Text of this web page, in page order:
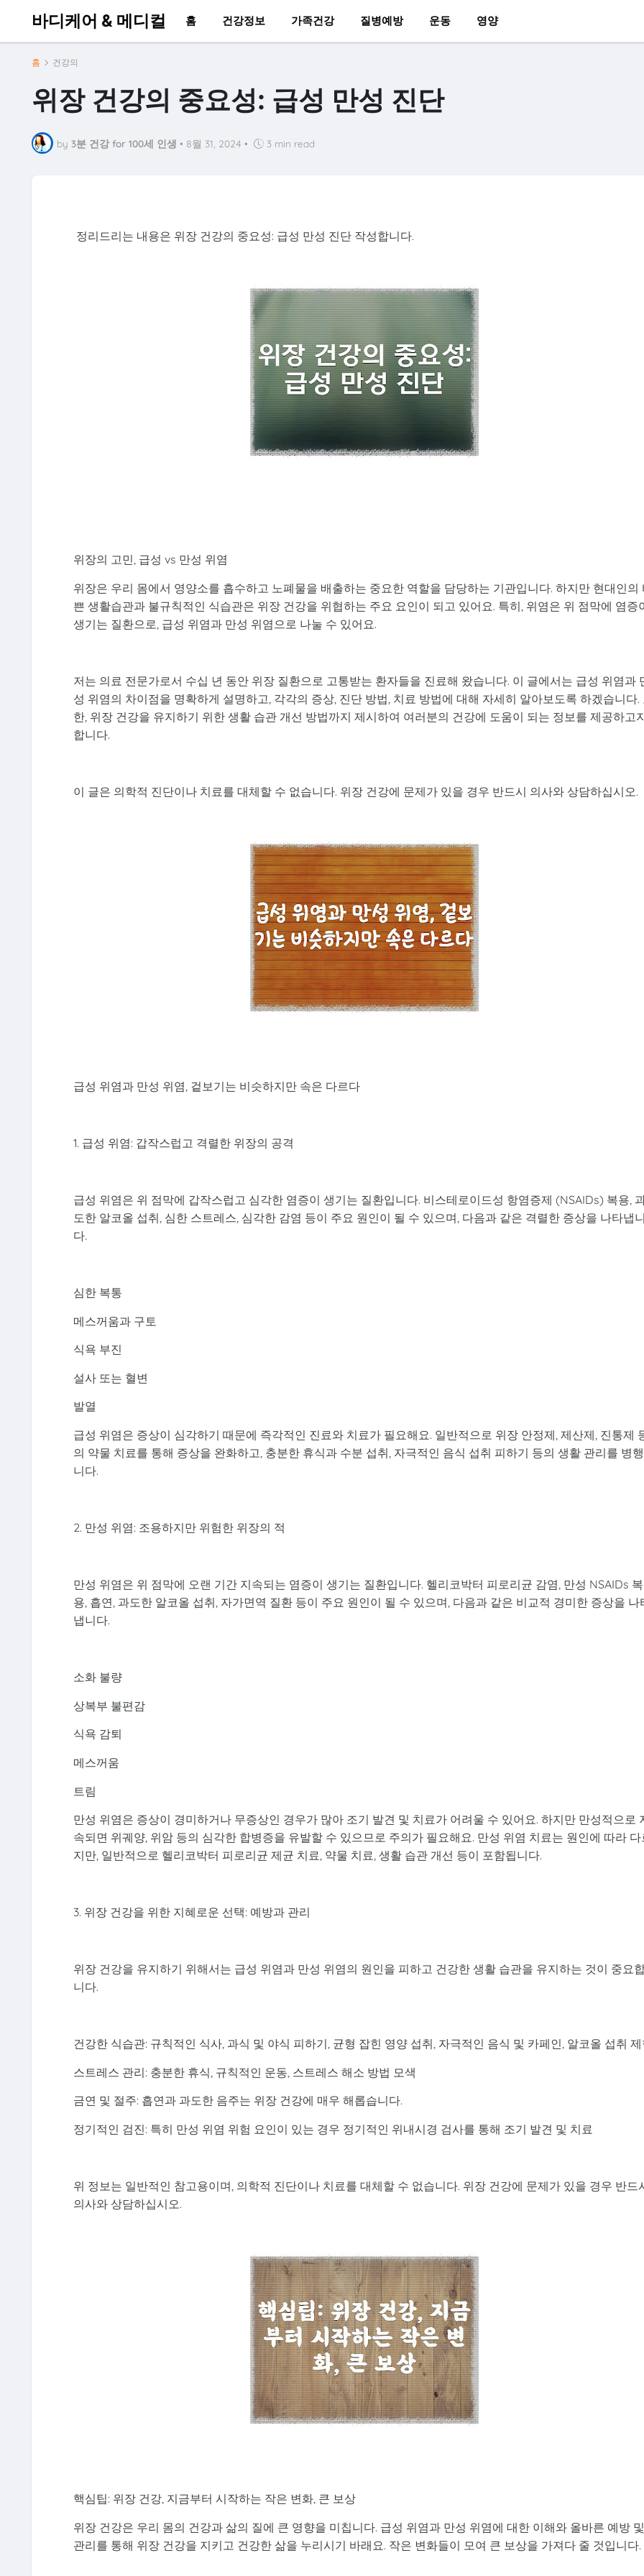
바디케어 & 메디컬 홈 건강정보 가족건강 질병예방 운동 영양
홈 건강의
위장 건강의 중요성: 급성 만성 진단
by 3분 건강 for 100세 인생 • 8월 31, 2024 • 3 min read
정리드리는 내용은 위장 건강의 중요성: 급성 만성 진단 작성합니다.
위장의 고민, 급성 vs 만성 위염
위장은 우리 몸에서 영양소를 흡수하고 노폐물을 배출하는 중요한 역할을 담당하는 기관입니다. 하지만 현대인의
쁜 생활습관과 불규칙적인 식습관은 위장 건강을 위협하는 주요 요인이 되고 있어요. 특히, 위염은 위 점막에 염증
생기는 질환으로, 급성 위염과 만성 위염으로 나눌 수 있어요.
저는 의료 전문가로서 수십 년 동안 위장 질환으로 고통받는 환자들을 진료해 왔습니다. 이 글에서는 급성 위염과
성 위염의 차이점을 명확하게 설명하고, 각각의 증상, 진단 방법, 치료 방법에 대해 자세히 알아보도록 하겠습니다.
한, 위장 건강을 유지하기 위한 생활 습관 개선 방법까지 제시하여 여러분의 건강에 도움이 되는 정보를 제공하고
합니다.
이 글은 의학적 진단이나 치료를 대체할 수 없습니다. 위장 건강에 문제가 있을 경우 반드시 의사와 상담하십시오.
급성 위염과 만성 위염, 겉보기는 비슷하지만 속은 다르다
1. 급성 위염: 갑작스럽고 격렬한 위장의 공격
급성 위염은 위 점막에 갑작스럽고 심각한 염증이 생기는 질환입니다. 비스테로이드성 항염증제 (NSAIDs) 복용,
도한 알코올 섭취, 심한 스트레스, 심각한 감염 등이 주요 원인이 될 수 있으며, 다음과 같은 격렬한 증상을 나타냅
다.
심한 복통
메스꺼움과 구토
식욕 부진
설사 또는 혈변
발열
급성 위염은 증상이 심각하기 때문에 즉각적인 진료와 치료가 필요해요. 일반적으로 위장 안정제, 제산제, 진통제
의 약물 치료를 통해 증상을 완화하고, 충분한 휴식과 수분 섭취, 자극적인 음식 섭취 피하기 등의 생활 관리를 병
니다.
2. 만성 위염: 조용하지만 위험한 위장의 적
만성 위염은 위 점막에 오랜 기간 지속되는 염증이 생기는 질환입니다. 헬리코박터 피로리균 감염, 만성 NSAIDs 복
용, 흡연, 과도한 알코올 섭취, 자가면역 질환 등이 주요 원인이 될 수 있으며, 다음과 같은 비교적 경미한 증상을 나
냅니다.
소화 불량
상복부 불편감
식욕 감퇴
메스꺼움
트림
만성 위염은 증상이 경미하거나 무증상인 경우가 많아 조기 발견 및 치료가 어려울 수 있어요. 하지만 만성적으로
속되면 위궤양, 위암 등의 심각한 합병증을 유발할 수 있으므로 주의가 필요해요. 만성 위염 치료는 원인에 따라 다
지만, 일반적으로 헬리코박터 피로리균 제균 치료, 약물 치료, 생활 습관 개선 등이 포함됩니다.
3. 위장 건강을 위한 지혜로운 선택: 예방과 관리
위장 건강을 유지하기 위해서는 급성 위염과 만성 위염의 원인을 피하고 건강한 생활 습관을 유지하는 것이 중요
니다.
건강한 식습관: 규칙적인 식사, 과식 및 야식 피하기, 균형 잡힌 영양 섭취, 자극적인 음식 및 카페인, 알코올 섭취
스트레스 관리: 충분한 휴식, 규칙적인 운동, 스트레스 해소 방법 모색
금연 및 절주: 흡연과 과도한 음주는 위장 건강에 매우 해롭습니다.
정기적인 검진: 특히 만성 위염 위험 요인이 있는 경우 정기적인 위내시경 검사를 통해 조기 발견 및 치료
위 정보는 일반적인 참고용이며, 의학적 진단이나 치료를 대체할 수 없습니다. 위장 건강에 문제가 있을 경우 반드
의사와 상담하십시오.
핵심팁: 위장 건강, 지금부터 시작하는 작은 변화, 큰 보상
위장 건강은 우리 몸의 건강과 삶의 질에 큰 영향을 미칩니다. 급성 위염과 만성 위염에 대한 이해와 올바른 예방 및
관리를 통해 위장 건강을 지키고 건강한 삶을 누리시기 바래요. 작은 변화들이 모여 큰 보상을 가져다 줄 것입니다.